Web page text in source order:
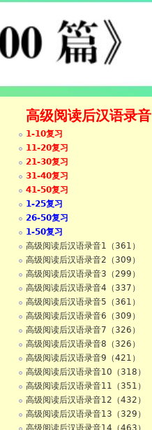
高级阅读后汉语录音
1-10复习
11-20复习
21-30复习
31-40复习
41-50复习
1-25复习
26-50复习
1-50复习
高级阅读后汉语录音1（361）
高级阅读后汉语录音2（309）
高级阅读后汉语录音3（299）
高级阅读后汉语录音4（337）
高级阅读后汉语录音5（361）
高级阅读后汉语录音6（309）
高级阅读后汉语录音7（326）
高级阅读后汉语录音8（326）
高级阅读后汉语录音9（421）
高级阅读后汉语录音10（318）
高级阅读后汉语录音11（351）
高级阅读后汉语录音12（432）
高级阅读后汉语录音13（329）
高级阅读后汉语录音14（463）